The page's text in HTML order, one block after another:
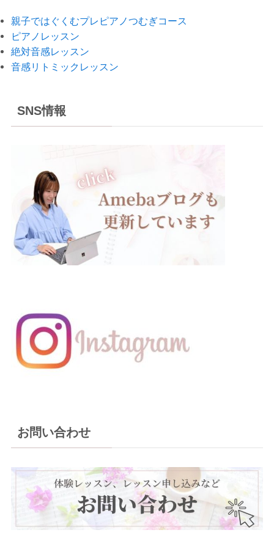
親子ではぐくむプレピアノつむぎコース
ピアノレッスン
絶対音感レッスン
音感リトミックレッスン
SNS情報
お問い合わせ